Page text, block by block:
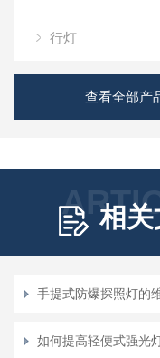
行灯
查看全部产
相关
手提式防爆探照灯的
如何提高轻便式强光